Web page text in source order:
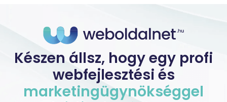
Készen állsz, hogy egy profi
webfejlesztési és
marketingügynökséggel